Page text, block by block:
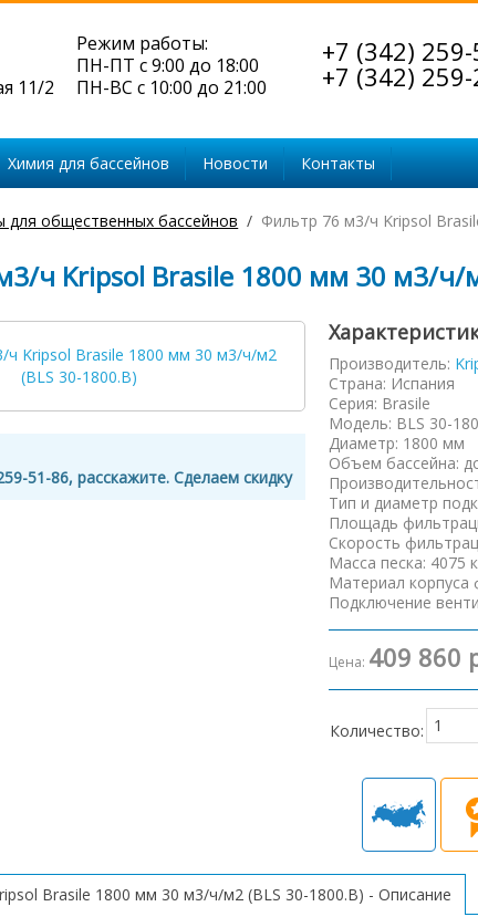
+7 (342)
+7 (342)
Режим работы:
ПН-ПТ с 9:00 до 18:00
ПН-ВС с 10:00 до 21:00
11/2
Химия для бассейнов Новости Контакты
для общественных бассейнов Фильтр 76 м3/ч Kripsol
ч Kripsol Brasile 1800 мм 30 м3/ч/
51-86, расскажите. Сделаем скидку
Производитель:
Страна: Испания
Серия: Brasile
Модель: BLS 30-
Диаметр: 1800 мм
Объем бассейна:
Тип и диаметр
Площадь
Скорость
Масса песка: 4075
Материал корпуса
Подключение
Цена: 409 860
Количество:
Brasile 1800 мм 30 м3/ч/м2 (BLS 30-1800.B) - Описание